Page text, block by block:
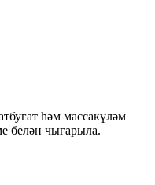
һәм массакүләм
белән чыгарыла.